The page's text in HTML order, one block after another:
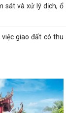
DÂNG HOA
NẾN TRI ÂN CÁC
khai “Kỳ họp số”